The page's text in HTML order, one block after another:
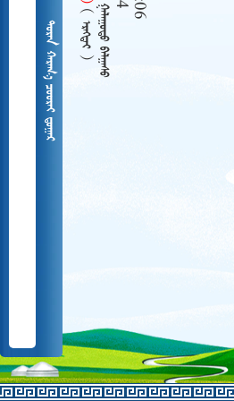
      